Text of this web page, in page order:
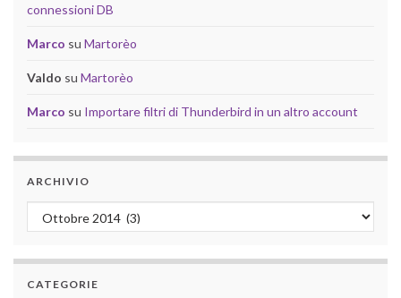
connessioni DB
Marco su Martorèo
Valdo su Martorèo
Marco su Importare filtri di Thunderbird in un altro account
ARCHIVIO
Archivio
CATEGORIE